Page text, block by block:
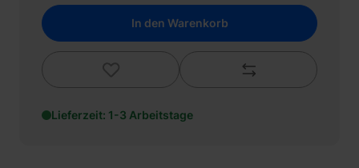
In den Warenkorb
Lieferzeit: 1-3 Arbeitstage